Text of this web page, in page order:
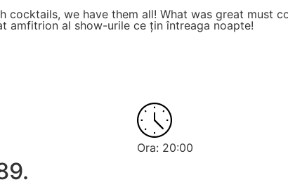
we have them all! What was great must
amfitrion al show-urile ce țin întreaga noapte!
Ora: 20:00